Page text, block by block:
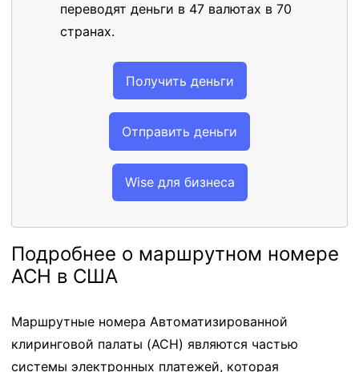
переводят деньги в 47 валютах в 70
странах.
Получить деньги
Отправить деньги
Wise для бизнеса
Подробнее о маршрутном номере
ACH в США
Маршрутные номера Автоматизированной
клиринговой палаты (ACH) являются частью
системы электронных платежей, которая